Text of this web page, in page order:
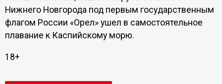
Нижнего Новгорода под первым государственным
флагом России «Орел» ушел в самостоятельное
плавание к Каспийскому морю.
18+